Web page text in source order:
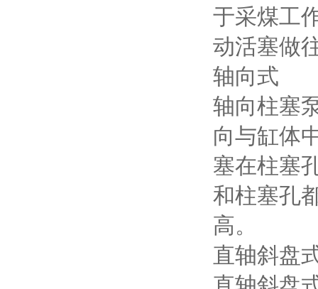
于采煤工
动活塞做
轴向式
轴向柱塞
向与缸体
塞在柱塞
和柱塞孔
高。
直轴斜盘